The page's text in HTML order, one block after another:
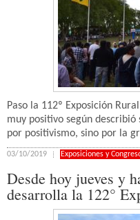
Paso la 112º Exposición
muy positivo según
por positivismo, sino por la
03/10/2019 Exposiciones y
Desde hoy jueves y
desarrolla la 122°